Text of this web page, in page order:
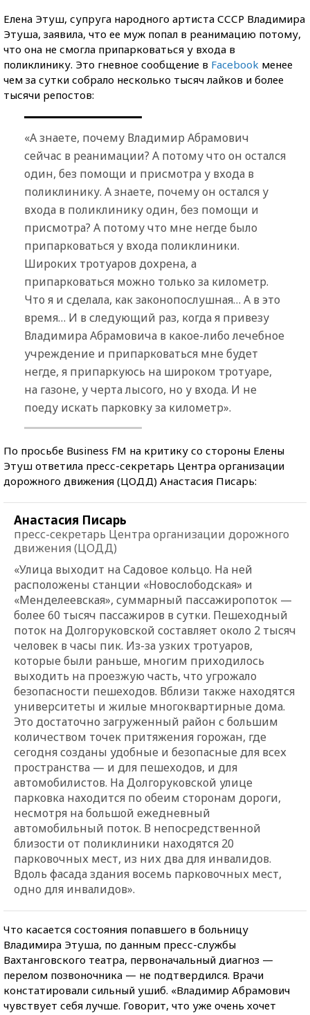
Елена Этуш, супруга народного артиста СССР Владимира
Этуша, заявила, что ее муж попал в реанимацию потому,
что она не смогла припарковаться у входа в
поликлинику. Это гневное сообщение в Facebook менее
чем за сутки собрало несколько тысяч лайков и более
тысячи репостов:
«А знаете, почему Владимир Абрамович
сейчас в реанимации? А потому что он остался
один, без помощи и присмотра у входа в
поликлинику. А знаете, почему он остался у
входа в поликлинику один, без помощи и
присмотра? А потому что мне негде было
припарковаться у входа поликлиники.
Широких тротуаров дохрена, а
припарковаться можно только за километр.
Что я и сделала, как законопослушная… А в это
время… И в следующий раз, когда я привезу
Владимира Абрамовича в какое-либо лечебное
учреждение и припарковаться мне будет
негде, я припаркуюсь на широком тротуаре,
на газоне, у черта лысого, но у входа. И не
поеду искать парковку за километр».
По просьбе Business FM на критику со стороны Елены
Этуш ответила пресс-секретарь Центра организации
дорожного движения (ЦОДД) Анастасия Писарь:
Анастасия Писарь
пресс-секретарь Центра организации дорожного
движения (ЦОДД)
«Улица выходит на Садовое кольцо. На ней
расположены станции «Новослободская» и
«Менделеевская», суммарный пассажиропоток —
более 60 тысяч пассажиров в сутки. Пешеходный
поток на Долгоруковской составляет около 2 тысяч
человек в часы пик. Из-за узких тротуаров,
которые были раньше, многим приходилось
выходить на проезжую часть, что угрожало
безопасности пешеходов. Вблизи также находятся
университеты и жилые многоквартирные дома.
Это достаточно загруженный район с большим
количеством точек притяжения горожан, где
сегодня созданы удобные и безопасные для всех
пространства — и для пешеходов, и для
автомобилистов. На Долгоруковской улице
парковка находится по обеим сторонам дороги,
несмотря на большой ежедневный
автомобильный поток. В непосредственной
близости от поликлиники находятся 20
парковочных мест, из них два для инвалидов.
Вдоль фасада здания восемь парковочных мест,
одно для инвалидов».
Что касается состояния попавшего в больницу
Владимира Этуша, по данным пресс-службы
Вахтанговского театра, первоначальный диагноз —
перелом позвоночника — не подтвердился. Врачи
констатировали сильный ушиб. «Владимир Абрамович
чувствует себя лучше. Говорит, что уже очень хочет